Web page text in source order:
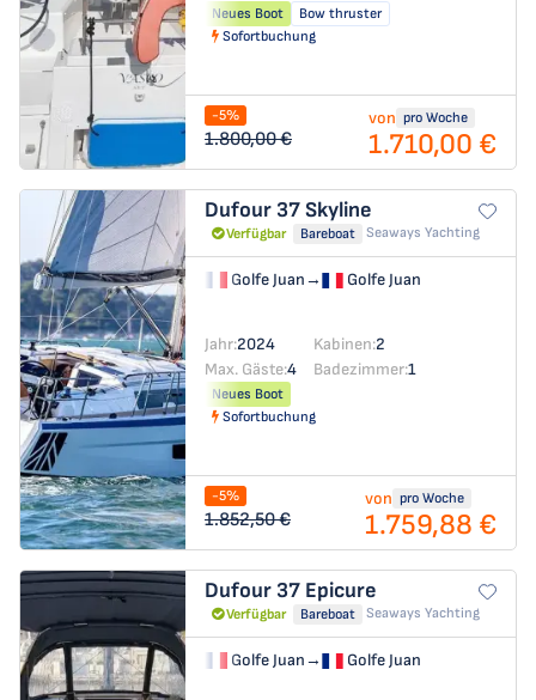
Neues Boot
Bow thruster
Sofortbuchung
-5%
1.800,00 €
von pro Woche
1.710,00 €
Dufour 37Skyline
Verfügbar Bareboat Seaways Yachting
Golfe Juan→ Golfe Juan
Jahr:2024 Kabinen:2
Max. Gäste:4 Badezimmer:1
Neues Boot
Sofortbuchung
-5%
1.852,50 €
von pro Woche
1.759,88 €
Dufour 37 Epicure
Verfügbar Bareboat Seaways Yachting
Golfe Juan→ Golfe Juan